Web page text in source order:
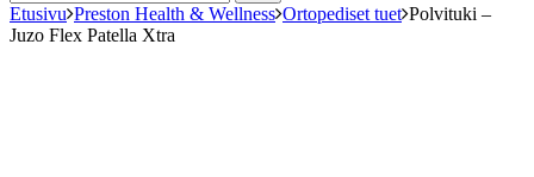
Etusivu Preston Health & Wellness Ortopediset tuet Polvituki –
Juzo Flex Patella Xtra